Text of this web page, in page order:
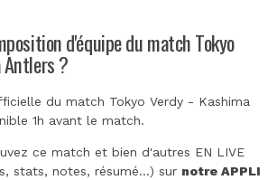
d'équipe du match Tokyo
Antlers ?
du match Tokyo Verdy - Kashima
1h avant le match.
ce match et bien d'autres EN LIVE
stats, notes, résumé...) sur notre APPLI